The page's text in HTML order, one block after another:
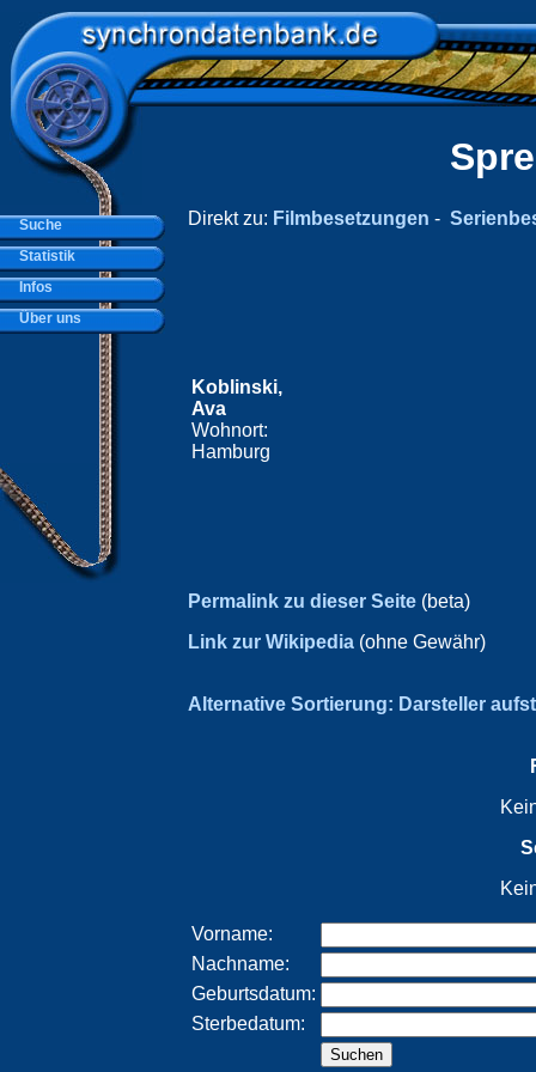
Direkt zu: Filmbesetzungen -
Koblinski,
Ava
Wohnort:
Hamburg
Permalink zu dieser Seite (beta)
Link zur Wikipedia (ohne Gewähr)
Alternative Sortierung: Darsteller
Vorname:
Nachname:
Geburtsdatum:
Sterbedatum:
Suche
Statistik
Infos
Über uns